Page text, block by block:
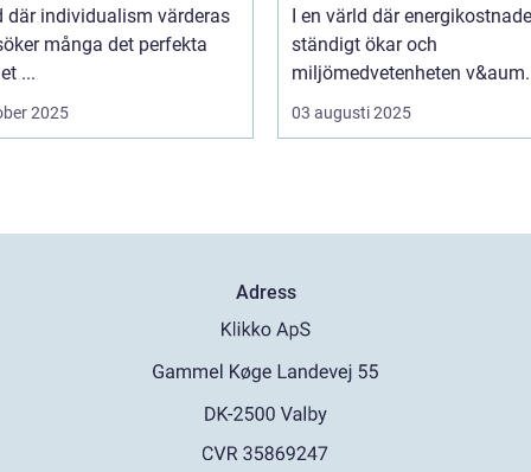
där individualism värderas
många det perfekta
...
2025
I en värld där
ständigt ökar och
miljömedvetenheten
03 augusti 2025
Adress